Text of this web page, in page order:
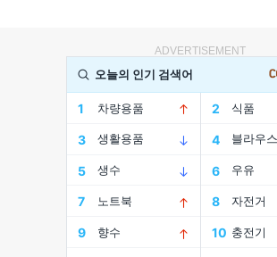
ADVERTISEMENT